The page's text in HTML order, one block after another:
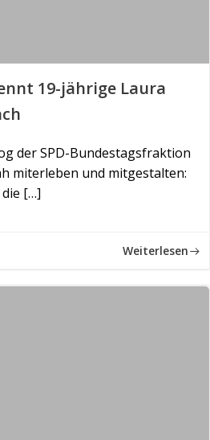
19-jährige Laura
der SPD-Bundestagsfraktion
miterleben und mitgestalten:
[…]
Weiterlesen